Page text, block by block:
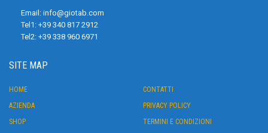
Email: info@giotab.com
Tel1: +39 340 817 2912
Tel2: +39 338 960 6971
SITE MAP
HOME
AZIENDA
SHOP
CONTATTI
PRIVACY POLICY
TERMINI E CONDIZIONI